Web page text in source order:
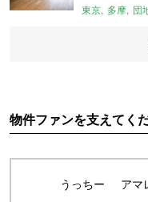
東京 多摩 団
物件ファンを支えてく
うっちー アマ